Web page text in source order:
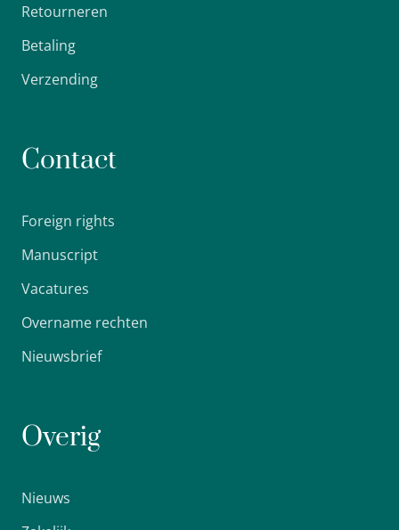
Retourneren
Betaling
Verzending
Contact
Foreign rights
Manuscript
Vacatures
Overname rechten
Nieuwsbrief
Overig
Nieuws